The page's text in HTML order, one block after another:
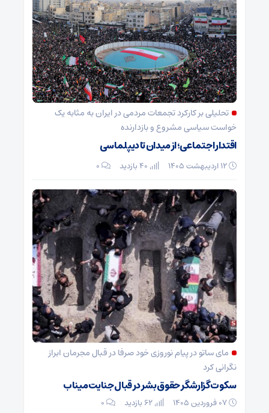
تحلیلی بر کارکرد تجمعات مردمی در ایران به مثابه یک
خواست سیاسی مشروع و بازدارنده
اقتدار اجتماعی؛ از میدان تا دیپلماسی
۰
مای ساتو در پیام نوروزی خود صرفا در قبال مجرمان ابراز
نگرانی کرد
سکوت گزارشگر حقوق بشر در قبال جنایت میناب
۰